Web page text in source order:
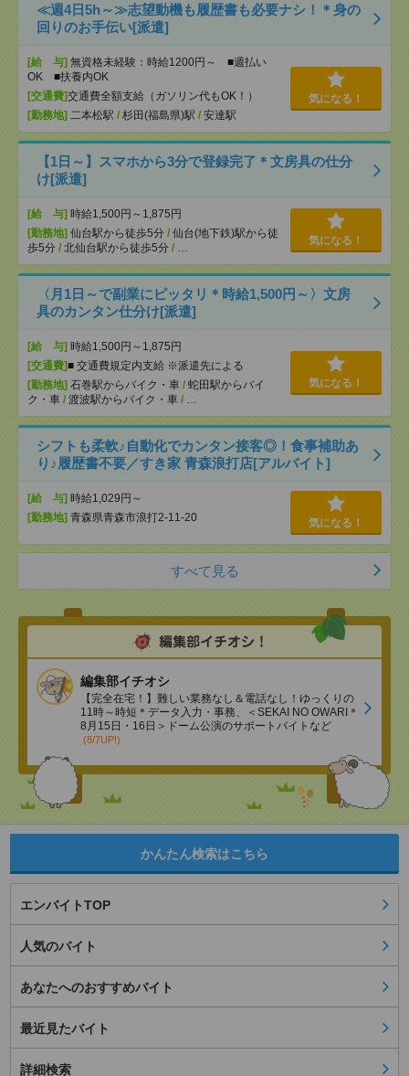
≪週4日5h～≫志望動機も履歴書も必要ナシ！＊身の
回りのお手伝い[派遣]
[給 与] 無資格未経験：時給1200円～ ■週払い
OK ■扶養内OK
[交通費]交通費全額支給（ガソリン代もOK！）
[勤務地] 二本松駅 / 杉田(福島県)駅 / 安達駅
気になる！
【1日～】スマホから3分で登録完了＊文房具の仕分
け[派遣]
[給 与] 時給1,500円～1,875円
[勤務地] 仙台駅から徒歩5分 / 仙台(地下鉄)駅から徒
歩5分 / 北仙台駅から徒歩5分 /
気になる！
〈月1日～で副業にピッタリ＊時給1,500円～〉文房
具のカンタン仕分け[派遣]
[給 与] 時給1,500円～1,875円
[交通費]■ 交通費規定内支給 ※派遣先による
[勤務地] 石巻駅からバイク・車 / 蛇田駅からバイ
ク・車 / 渡波駅からバイク・車 /
気になる！
シフトも柔軟♪自動化でカンタン接客◎！食事補助あ
り♪履歴書不要／すき家 青森浪打店[アルバイト]
[給 与] 時給1,029円～
[勤務地] 青森県青森市浪打2-11-20 気になる！
すべて見る
編集部イチオシ
【完全在宅！】難しい業務なし＆電話なし！ゆっくりの
11時～時短＊データ入力・事務、＜SEKAI NO OWARI＊
8月15日・16日＞ドーム公演のサポートバイトなど
(8/7UP!)
かんたん検索はこちら
エンバイトTOP
人気のバイト
あなたへのおすすめバイト
最近見たバイト
詳細検索